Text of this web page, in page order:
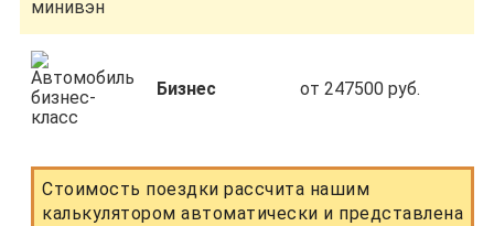
Бизнес от 247500 руб.
Стоимость поездки рассчита нашим
калькулятором автоматически и представлена